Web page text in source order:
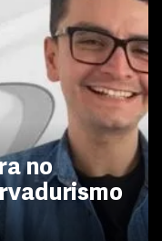
no